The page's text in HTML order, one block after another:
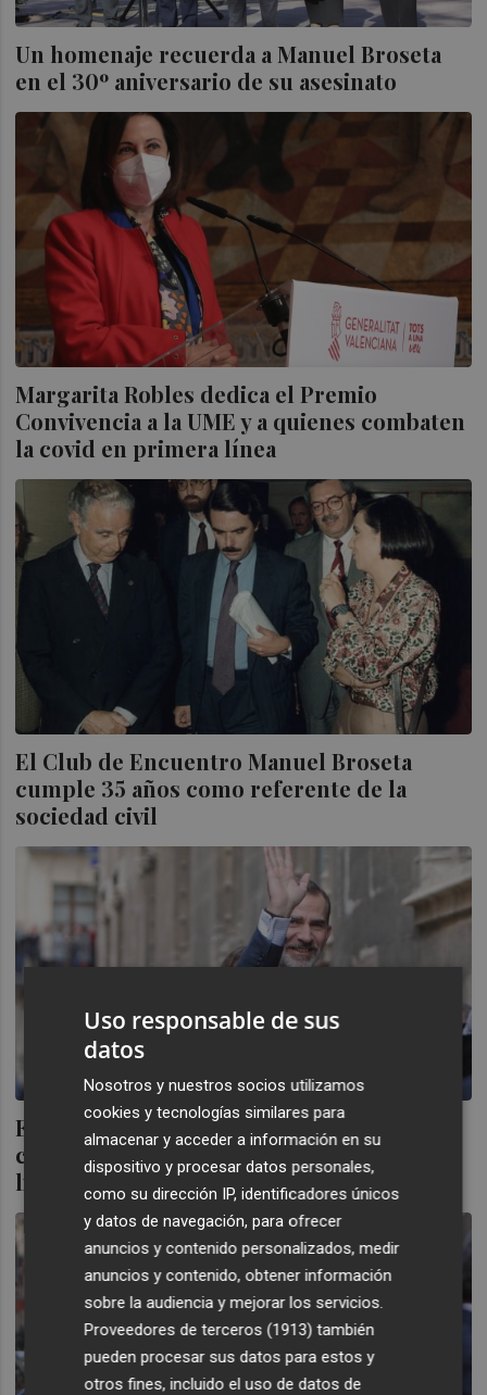
Un homenaje recuerda a Manuel Broseta
en el 30º aniversario de su asesinato
Margarita Robles dedica el Premio
Convivencia a la UME y a quienes combaten
la covid en primera línea
El Club de Encuentro Manuel Broseta
cumple 35 años como referente de la
sociedad civil
El Rey Felipe VI advierte de que, sin
convivencia, no existe una verdadera
libertad
Uso responsable de sus
datos
Nosotros y nuestros socios utilizamos
cookies y tecnologías similares para
almacenar y acceder a información en su
dispositivo y procesar datos personales,
como su dirección IP, identificadores únicos
y datos de navegación, para ofrecer
anuncios y contenido personalizados, medir
anuncios y contenido, obtener información
sobre la audiencia y mejorar los servicios.
Proveedores de terceros (1913) también
pueden procesar sus datos para estos y
otros fines, incluido el uso de datos de